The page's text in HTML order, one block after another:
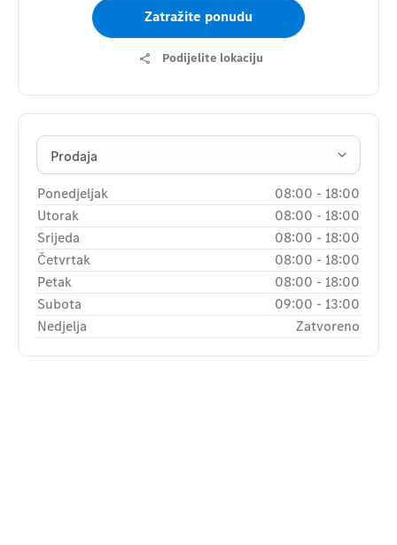
Zatražite ponudu
Podijelite lokaciju
Prodaja
Ponedjeljak 08:00 - 18:00
Utorak
08:00 - 18:00
Srijeda
08:00 - 18:00
Četvrtak
08:00 - 18:00
Petak
08:00 - 18:00
Subota
09:00 - 13:00
Nedjelja
Zatvoreno